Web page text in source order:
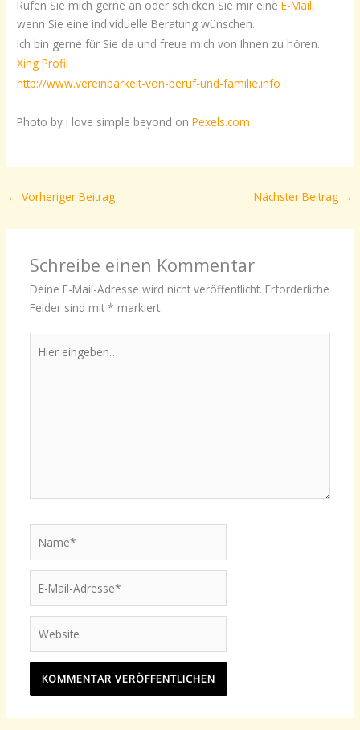
Rufen Sie mich gerne an oder schicken Sie mir eine E-Mail,
wenn Sie eine individuelle Beratung wünschen.
Ich bin gerne für Sie da und freue mich von Ihnen zu hören.
Xing Profil
http://www.vereinbarkeit-von-beruf-und-familie.info
Photo by i love simple beyond onPexels.com
← Vorheriger Beitrag Nächster Beitrag →
Schreibe einen Kommentar
Deine E-Mail-Adresse wird nicht veröffentlicht. Erforderliche
Felder sind mit * markiert
eingeben…
Mail-
Adresse*